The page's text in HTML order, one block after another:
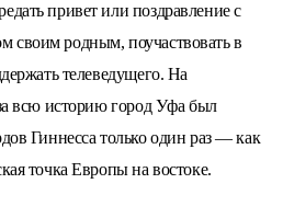
привет или поздравление с
родным, поучаствовать в
телеведущего. На
всю историю город Уфа был
Гиннесса только один раз — как
точка Европы на востоке.